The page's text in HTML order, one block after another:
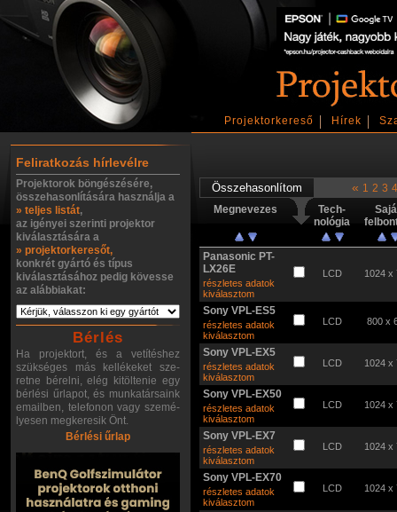
Projektorkereső Hírek
Feliratkozás hírlevélre
Projektorok böngészésére,
összehasonlítására használja a
» teljes listát,
az igényei szerinti projektor
kiválasztására a
» projektorkeresőt,
konkrét gyártó és típus
kiválasztásához pedig kövesse
az alábbiakat:
Bérlés
Ha projektort, és a vetítéshez
szükséges más kellékeket sze-
retne bérelni, elég kitöltenie egy
bérlési űrlapot, és munkatársaink
emailben, telefonon vagy szemé-
lyesen megkeresik Önt.
Bérlési űrlap
« 1 2 3 4
Megnevezes
Tech-
nológia
Panasonic PT-
LX26E
részletes adatok
kiválasztom
LCD 1024 x
Sony VPL-ES5
részletes adatok
kiválasztom
LCD 800 x
Sony VPL-EX5
részletes adatok
kiválasztom
LCD 1024 x
Sony VPL-EX50
részletes adatok
kiválasztom
LCD 1024 x
Sony VPL-EX7
részletes adatok
kiválasztom
LCD 1024 x
Sony VPL-EX70
részletes adatok
kiválasztom
LCD 1024 x